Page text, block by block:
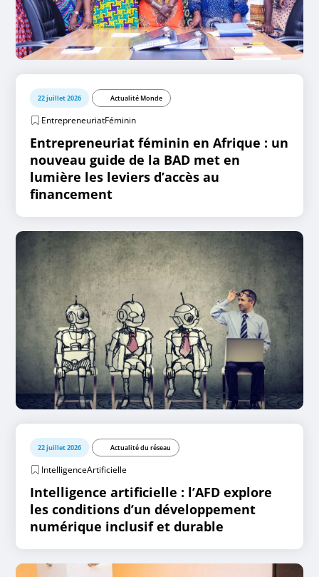
22 juillet 2026 Actualité Monde
EntrepreneuriatFéminin
Entrepreneuriat féminin en Afrique : un
nouveau guide de la BAD met en
lumière les leviers d’accès au
financement
22 juillet 2026 Actualité du réseau
IntelligenceArtificielle
Intelligence artificielle : l’AFD explore
les conditions d’un développement
numérique inclusif et durable